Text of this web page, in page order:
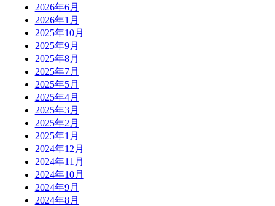
2026年6月
2026年1月
2025年10月
2025年9月
2025年8月
2025年7月
2025年5月
2025年4月
2025年3月
2025年2月
2025年1月
2024年12月
2024年11月
2024年10月
2024年9月
2024年8月